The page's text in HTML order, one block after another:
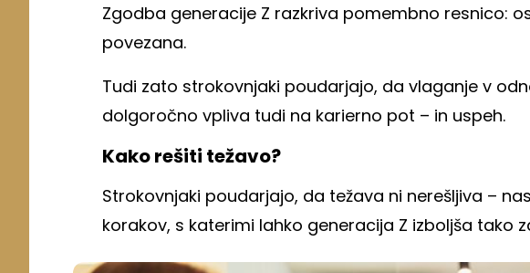
Zgodba generacije Z razkriva pomembno resnico:
povezana.
Tudi zato strokovnjaki poudarjajo, da vlaganje v
dolgoročno vpliva tudi na karierno pot – in uspeh.
Kako rešiti težavo?
Strokovnjaki poudarjajo, da težava ni nerešljiva –
korakov, s katerimi lahko generacija Z izboljša tako